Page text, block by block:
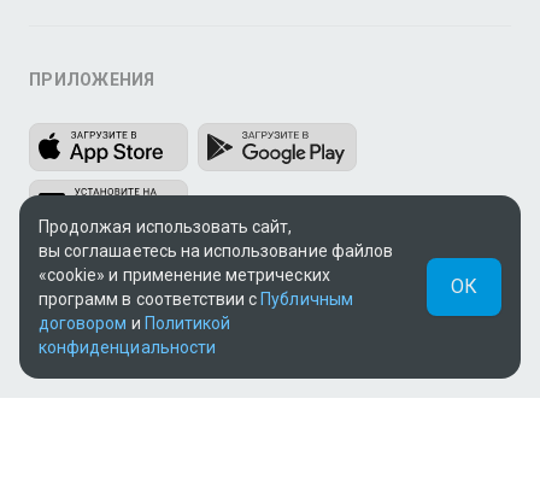
ПРИЛОЖЕНИЯ
МЫ В СОЦСЕТЯХ
Продолжая использовать сайт,
вы соглашаетесь на использование файлов
«cookie» и применение метрических
программ в соответствии с Публичным
договором и Политикой
конфиденциальности
ОК